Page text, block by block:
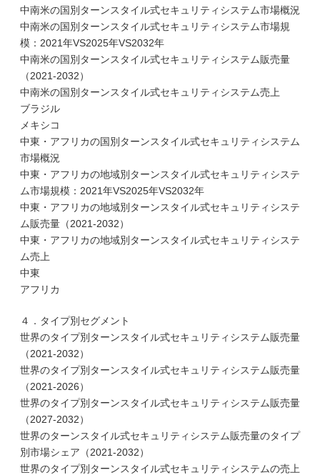
中南米の国別ターンスタイル式セキュリティシステム市場概況
中南米の国別ターンスタイル式セキュリティシステム市場規
模：2021年VS2025年VS2032年
中南米の国別ターンスタイル式セキュリティシステム販売量
（2021-2032）
中南米の国別ターンスタイル式セキュリティシステム売上
ブラジル
メキシコ
中東・アフリカの国別ターンスタイル式セキュリティシステム
市場概況
中東・アフリカの地域別ターンスタイル式セキュリティシステ
ム市場規模：2021年VS2025年VS2032年
中東・アフリカの地域別ターンスタイル式セキュリティシステ
ム販売量（2021-2032）
中東・アフリカの地域別ターンスタイル式セキュリティシステ
ム売上
中東
アフリカ
４．タイプ別セグメント
世界のタイプ別ターンスタイル式セキュリティシステム販売量
（2021-2032）
世界のタイプ別ターンスタイル式セキュリティシステム販売量
（2021-2026）
世界のタイプ別ターンスタイル式セキュリティシステム販売量
（2027-2032）
世界のターンスタイル式セキュリティシステム販売量のタイプ
別市場シェア（2021-2032）
世界のタイプ別ターンスタイル式セキュリティシステムの売上